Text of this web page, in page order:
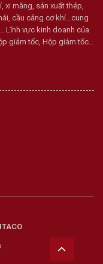
măng, sản xuất thép,
cầu cảng cơ khí…cung
Lĩnh vực kinh doanh của
giảm tốc, Hộp giảm tốc...